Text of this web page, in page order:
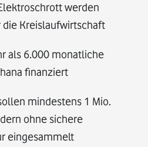
werden
Kreislaufwirtschaft
als 6.000 monatliche
finanziert
mindestens 1 Mio.
ohne sichere
eingesammelt